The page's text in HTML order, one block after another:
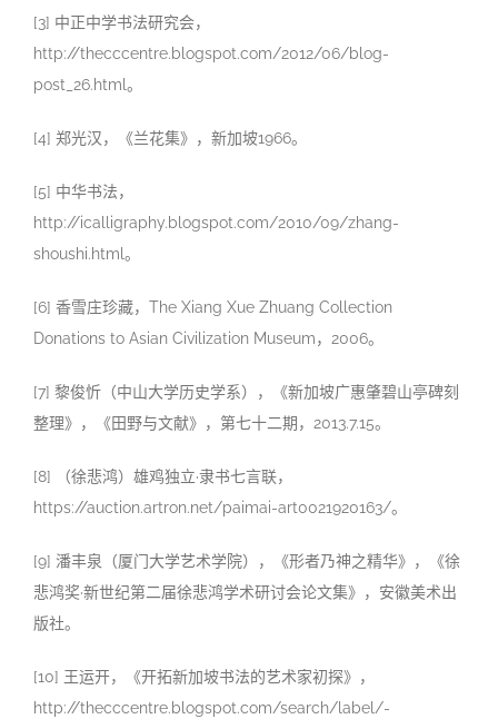
[3] 中正中学书法研究会，
http://thecccentre.blogspot.com/2012/06/blog-
post_26.html。
[4] 郑光汉，《兰花集》，新加坡1966。
[5] 中华书法，
http://icalligraphy.blogspot.com/2010/09/zhang-
shoushi.html。
[6] 香雪庄珍藏，The Xiang Xue Zhuang Collection
Donations to Asian Civilization Museum，2006。
[7] 黎俊忻（中山大学历史学系），《新加坡广惠肇碧山亭碑刻
整理》，《田野与文献》，第七十二期，2013.7.15。
[8] （徐悲鸿）雄鸡独立·隶书七言联，
https://auction.artron.net/paimai-art0021920163/。
[9] 潘丰泉（厦门大学艺术学院），《形者乃神之精华》，《徐
悲鸿奖·新世纪第二届徐悲鸿学术研讨会论文集》，安徽美术出
版社。
[10] 王运开，《开拓新加坡书法的艺术家初探》，
http://thecccentre.blogspot.com/search/label/-